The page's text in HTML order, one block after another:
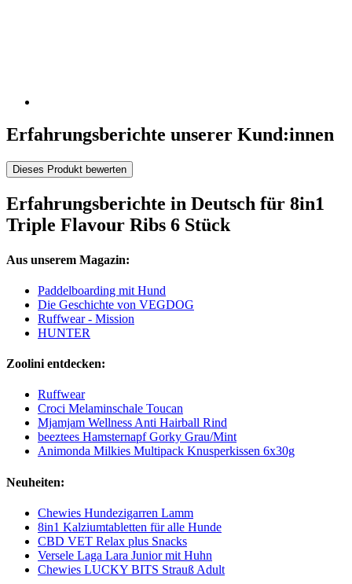
Erfahrungsberichte unserer Kund:innen
Dieses Produkt bewerten
Erfahrungsberichte in Deutsch für 8in1
Triple Flavour Ribs 6 Stück
Aus unserem Magazin:
Paddelboarding mit Hund
Die Geschichte von VEGDOG
Ruffwear - Mission
HUNTER
Zoolini entdecken:
Ruffwear
Croci Melaminschale Toucan
Mjamjam Wellness Anti Hairball Rind
beeztees Hamsternapf Gorky Grau/Mint
Animonda Milkies Multipack Knusperkissen 6x30g
Neuheiten:
Chewies Hundezigarren Lamm
8in1 Kalziumtabletten für alle Hunde
CBD VET Relax plus Snacks
Versele Laga Lara Junior mit Huhn
Chewies LUCKY BITS Strauß Adult